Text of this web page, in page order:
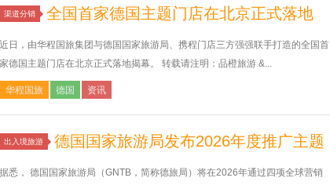
渠道分销 全国首家德国主题门店在北京正式落地
近日，由华程国旅集团与德国国家旅游局、携程门店三方强强联手打造的全国首
家德国主题门店在北京正式落地揭幕。 转载请注明：品橙旅游 &...
华程国旅 德国 资讯
出入境旅游 德国国家旅游局发布2026年度推广主题
据悉， 德国国家旅游局（GNTB，简称德旅局）将在2026年通过四项全球营销